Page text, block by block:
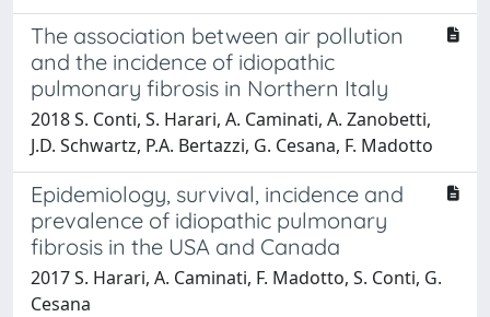
The association between air pollution
and the incidence of idiopathic
pulmonary fibrosis in Northern Italy
2018 S. Conti, S. Harari, A. Caminati, A. Zanobetti,
J.D. Schwartz, P.A. Bertazzi, G. Cesana, F. Madotto
Epidemiology, survival, incidence and
prevalence of idiopathic pulmonary
fibrosis in the USA and Canada
2017 S. Harari, A. Caminati, F. Madotto, S. Conti, G.
Cesana